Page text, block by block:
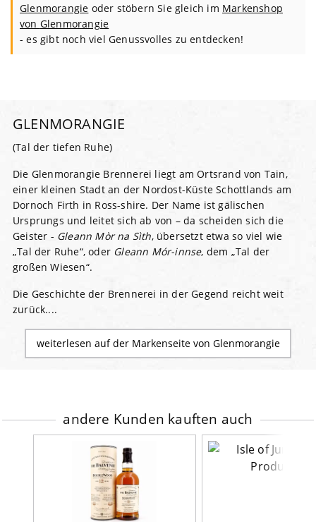
Glenmorangie oder stöbern Sie gleich im Markenshop
von Glenmorangie
- es gibt noch viel Genussvolles zu entdecken!
GLENMORANGIE
(Tal der tiefen Ruhe)
Die Glenmorangie Brennerei liegt am Ortsrand von Tain,
einer kleinen Stadt an der Nordost-Küste Schottlands am
Dornoch Firth in Ross-shire. Der Name ist gälischen
Ursprungs und leitet sich ab von – da scheiden sich die
Geister - Gleann Mòr na Sìth, übersetzt etwa so viel wie
„Tal der Ruhe“, oder Gleann Mór-innse, dem „Tal der
großen Wiesen“.
Die Geschichte der Brennerei in der Gegend reicht weit
zurück....
weiterlesen auf der Markenseite von Glenmorangie
andere Kunden kauften auch